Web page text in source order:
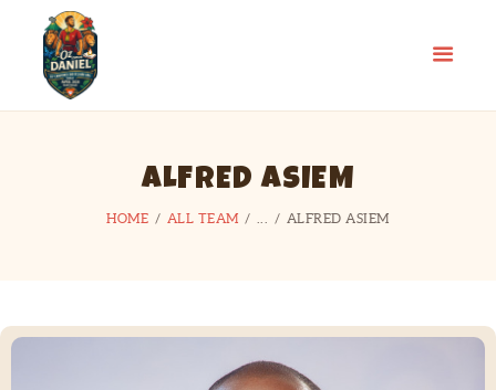
ALFRED ASIEM
HOME ALL TEAM ALFRED ASIEM